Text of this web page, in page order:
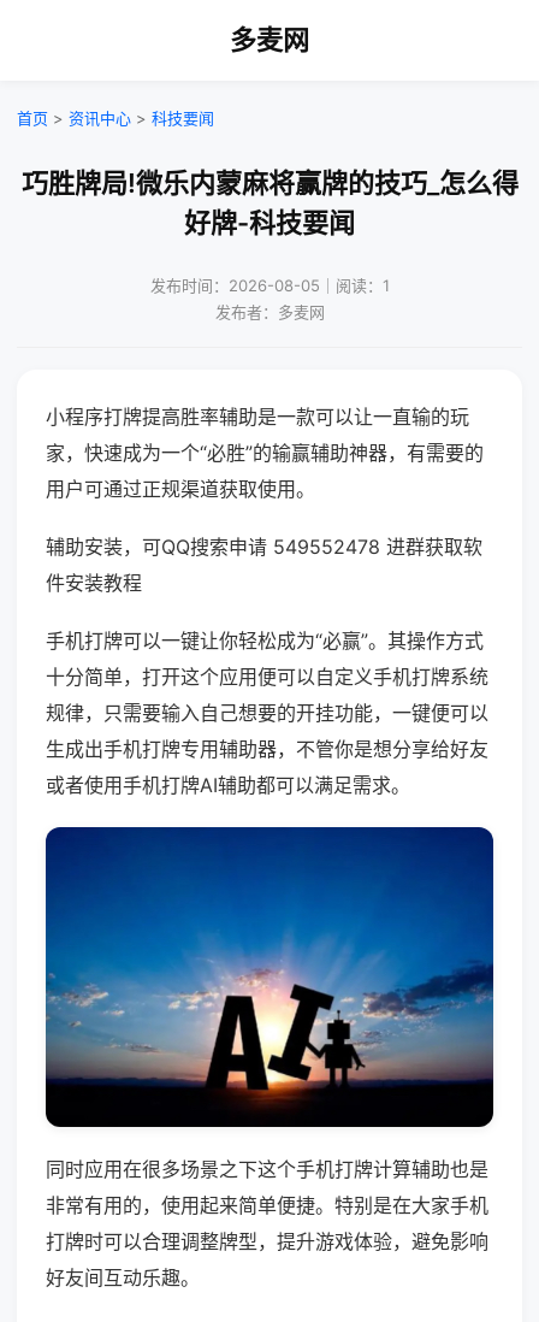
多麦网
首页 > 资讯中心 > 科技要闻
巧胜牌局!微乐内蒙麻将赢牌的技巧_怎么得
好牌-科技要闻
发布时间：2026-08-05｜阅读：1
发布者：多麦网
小程序打牌提高胜率辅助是一款可以让一直输的玩
家，快速成为一个“必胜”的输赢辅助神器，有需要的
用户可通过正规渠道获取使用。
辅助安装，可QQ搜索申请 549552478 进群获取软
件安装教程
手机打牌可以一键让你轻松成为“必赢”。其操作方式
十分简单，打开这个应用便可以自定义手机打牌系统
规律，只需要输入自己想要的开挂功能，一键便可以
生成出手机打牌专用辅助器，不管你是想分享给好友
或者使用手机打牌AI辅助都可以满足需求。
同时应用在很多场景之下这个手机打牌计算辅助也是
非常有用的，使用起来简单便捷。特别是在大家手机
打牌时可以合理调整牌型，提升游戏体验，避免影响
好友间互动乐趣。